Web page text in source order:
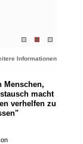
Informationen
Menschen,
macht
verhelfen zu